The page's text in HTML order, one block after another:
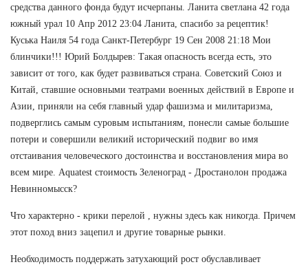
средства данного фонда будут исчерпаны. Ланита светлана 42 года
южный урал 10 Апр 2012 23:04 Ланита, спасибо за рецептик!
Куська Наиля 54 года Санкт-Петербург 19 Сен 2008 21:18 Мои
блинчики!!! Юрий Болдырев: Такая опасность всегда есть, это
зависит от того, как будет развиваться страна. Советский Союз и
Китай, ставшие основными театрами военных действий в Европе и
Азии, приняли на себя главный удар фашизма и милитаризма,
подверглись самым суровым испытаниям, понесли самые большие
потери и совершили великий исторический подвиг во имя
отстаивания человеческого достоинства и восстановления мира во
всем мире. Aquatest стоимость Зеленоград - Дростанолон продажа
Невинномысск?
Что характерно - крики перелой , нужны здесь как никогда. Причем
этот поход вниз зацепил и другие товарные рынки.
Необходимость поддержать затухающий рост обуславливает